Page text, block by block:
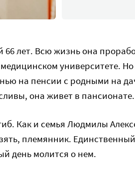
лет. Всю жизнь она
университете. Но
на пенсии с родными на
она живет в пансионате.
Как и семья Людмилы
племянник.
день молится о нем.